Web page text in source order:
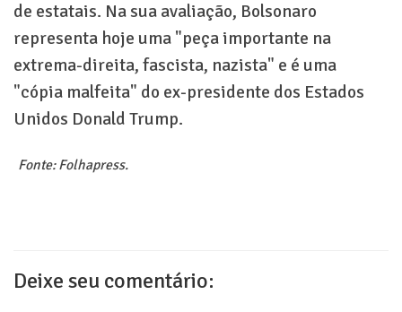
de estatais. Na sua avaliação, Bolsonaro
representa hoje uma "peça importante na
extrema-direita, fascista, nazista" e é uma
"cópia malfeita" do ex-presidente dos Estados
Unidos Donald Trump.
Fonte: Folhapress.
Deixe seu comentário: